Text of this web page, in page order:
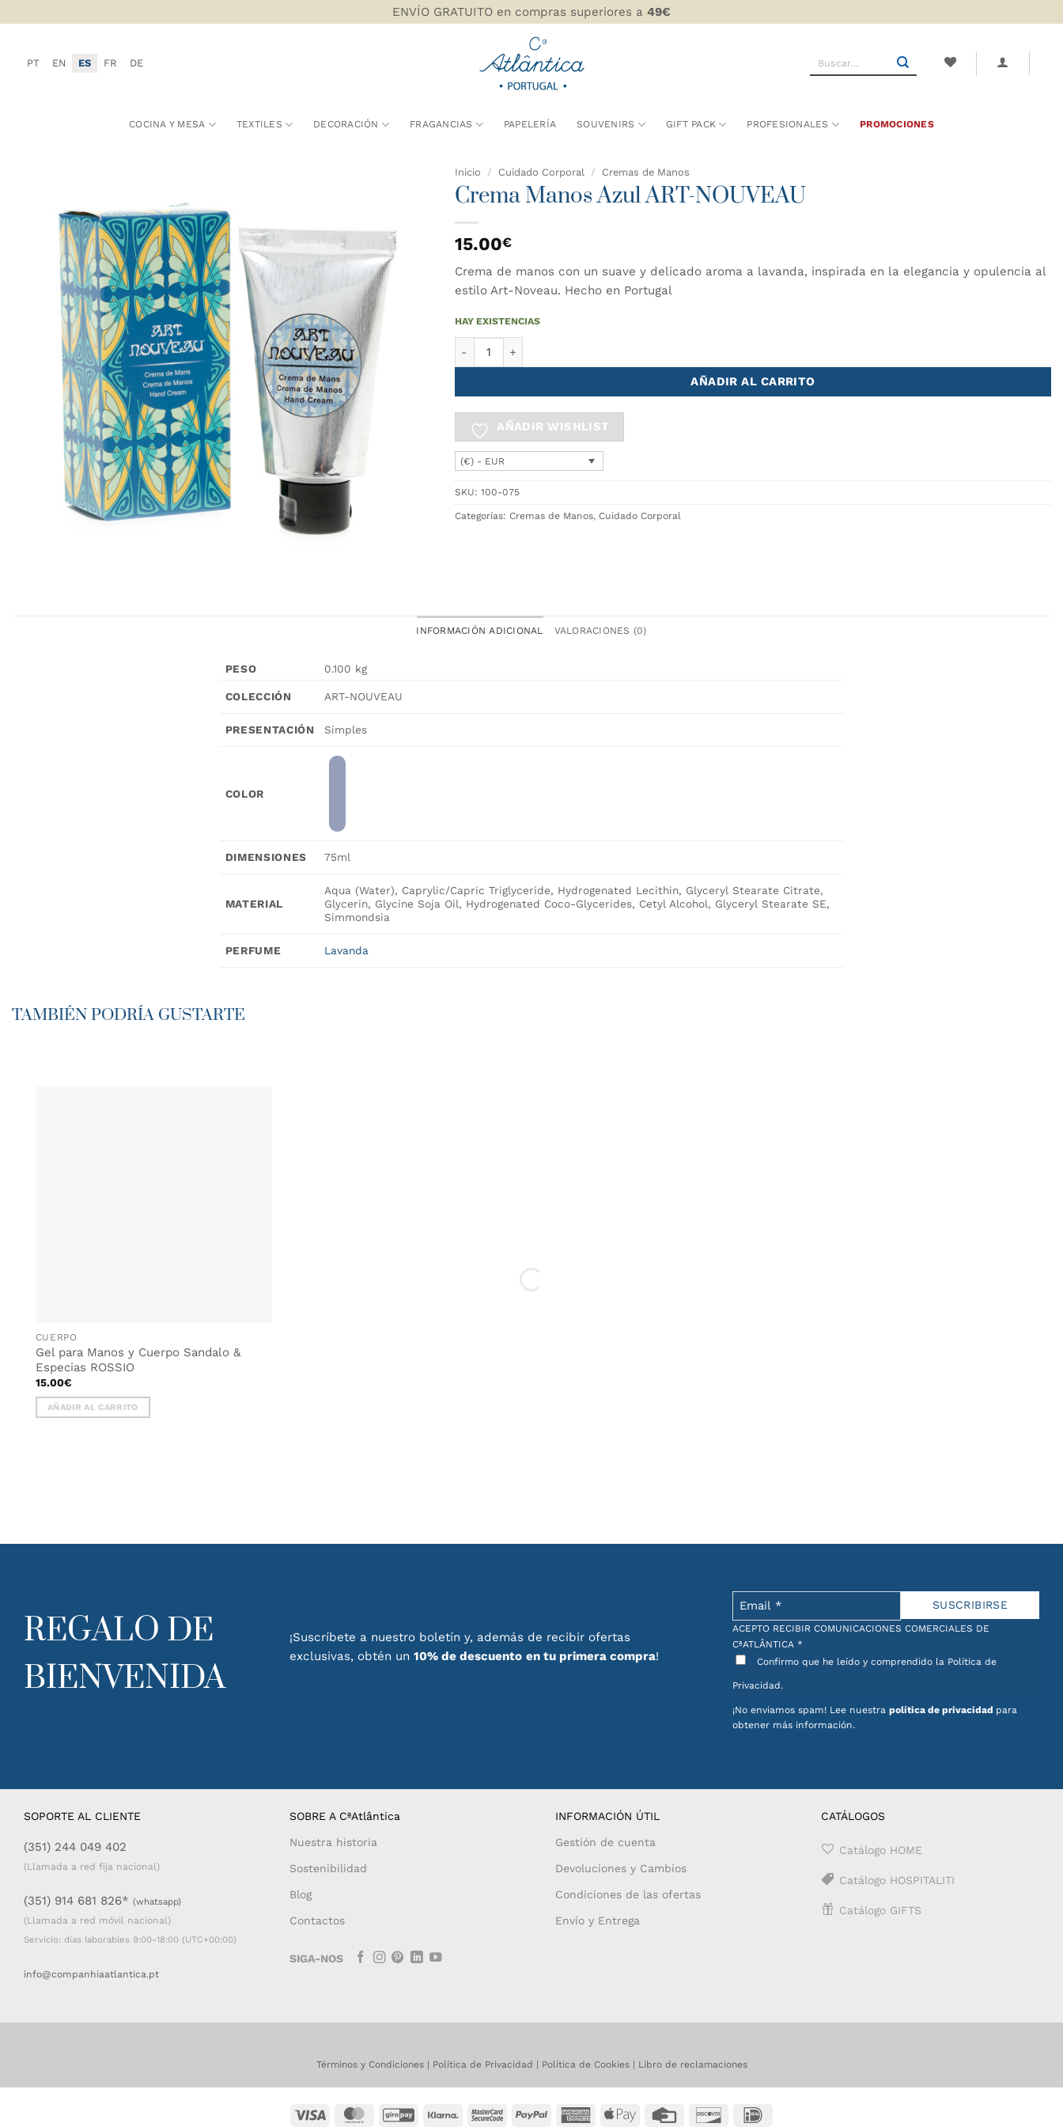
al
ENVÍO GRATUITO en compras superiores a 49€
PT EN ES FR DE
COCINA Y MESA TEXTILES DECORACIÓN FRAGANCIAS PAPELERÍA SOUVENIRS GIFT PACK PROFESIONALES PROMOCIONES
WISHLIST
Inicio / Cuidado Corporal / Cremas de Manos
Crema Manos Azul ART-NOUVEAU
15.00€
Crema de manos con un suave y delicado aroma a lavanda, inspirada en la elegancia y opulencia al
estilo Art-Noveau. Hecho en Portugal
HAY EXISTENCIAS
AÑADIR AL CARRITO
AÑADIR WISHLIST
(€) - EUR
SKU: 100-075
Categorías: Cremas de Manos, Cuidado Corporal
INFORMACIÓN ADICIONAL VALORACIONES (0)
PESO 0.100 kg
COLECCIÓN ART-NOUVEAU
PRESENTACIÓN Simples
COLOR
DIMENSIONES 75ml
MATERIAL
Aqua (Water), Caprylic/Capric Triglyceride, Hydrogenated Lecithin, Glyceryl Stearate Citrate,
Glycerin, Glycine Soja Oil, Hydrogenated Coco-Glycerides, Cetyl Alcohol, Glyceryl Stearate SE,
Simmondsia
PERFUME Lavanda
TAMBIÉN PODRÍA GUSTARTE
CUERPO
Gel para Manos y Cuerpo Sandalo &
Especias ROSSIO
15.00€
AÑADIR AL CARRITO
REGALO DE
BIENVENIDA
¡Suscríbete a nuestro boletín y, además de recibir ofertas
exclusivas, obtén un 10% de descuento en tu primera compra!
ACEPTO RECIBIR COMUNICACIONES COMERCIALES DE
CªATLÂNTICA *
Confirmo que he leído y comprendido la Política de
Privacidad.
¡No enviamos spam! Lee nuestra política de privacidad para
obtener más información.
SOPORTE AL CLIENTE
(351) 244 049 402
(Llamada a red fija nacional)
(351) 914 681 826* (whatsapp)
(Llamada a red móvil nacional)
Servicio: días laborables 9:00-18:00 (UTC+00:00)
info@companhiaatlantica.pt
SOBRE A CªAtlântica
Nuestra historia
Sostenibilidad
Blog
Contactos
SIGA-NOS
INFORMACIÓN ÚTIL
Gestión de cuenta
Devoluciones y Cambios
Condiciones de las ofertas
Envío y Entrega
CATÁLOGOS
Catálogo HOME
Catálogo HOSPITALITI
Catálogo GIFTS
Términos y Condiciones| Política de Privacidad | Política de Cookies| Libro de reclamaciones
Visa MasterCardGiroPay Klarna
MasterCardPayPal
AmericanApple
Credit
Discover